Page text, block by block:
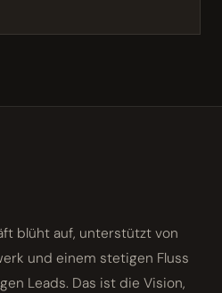
blüht auf, unterstützt von
und einem stetigen Fluss
Leads. Das ist die Vision,